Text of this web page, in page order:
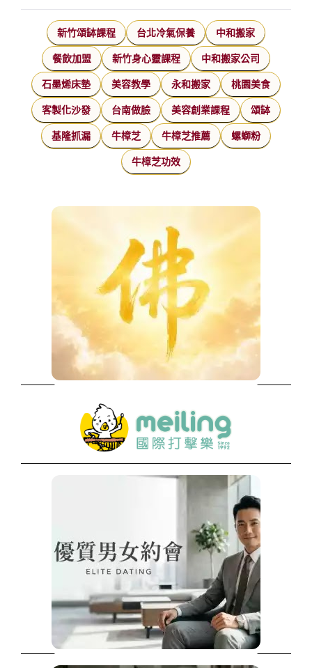
新竹頌缽課程 台北冷氣保養 中和搬家
餐飲加盟 新竹身心靈課程 中和搬家公司
石墨烯床墊 美容教學 永和搬家 桃園美食
客製化沙發 台南做臉 美容創業課程 頌缽
基隆抓漏 牛樟芝 牛樟芝推薦 螺螄粉
牛樟芝功效